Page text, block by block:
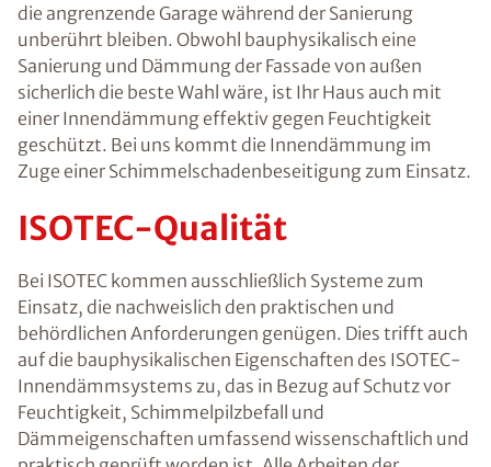
die angrenzende Garage während der Sanierung
unberührt bleiben. Obwohl bauphysikalisch eine
Sanierung und Dämmung der Fassade von außen
sicherlich die beste Wahl wäre, ist Ihr Haus auch mit
einer Innendämmung effektiv gegen Feuchtigkeit
geschützt. Bei uns kommt die Innendämmung im
Zuge einer Schimmelschadenbeseitigung zum Einsatz.
ISOTEC-Qualität
Bei ISOTEC kommen ausschließlich Systeme zum
Einsatz, die nachweislich den praktischen und
behördlichen Anforderungen genügen. Dies trifft auch
auf die bauphysikalischen Eigenschaften des ISOTEC-
Innendämmsystems zu, das in Bezug auf Schutz vor
Feuchtigkeit, Schimmelpilzbefall und
Dämmeigenschaften umfassend wissenschaftlich und